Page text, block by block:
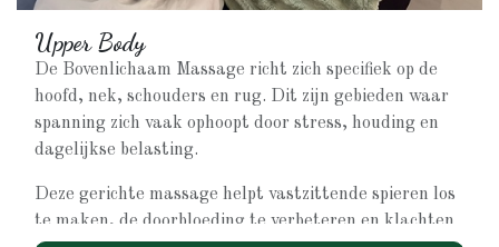
Upper Body
De Bovenlichaam Massage richt zich specifiek op de
hoofd, nek, schouders en rug. Dit zijn gebieden waar
spanning zich vaak ophoopt door stress, houding en
dagelijkse belasting.
Deze gerichte massage helpt vastzittende spieren los
te maken, de doorbloeding te verbeteren en klachten